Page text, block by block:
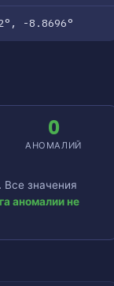
-8.8696°
0
АНОМАЛИЙ
значения
аномалии не